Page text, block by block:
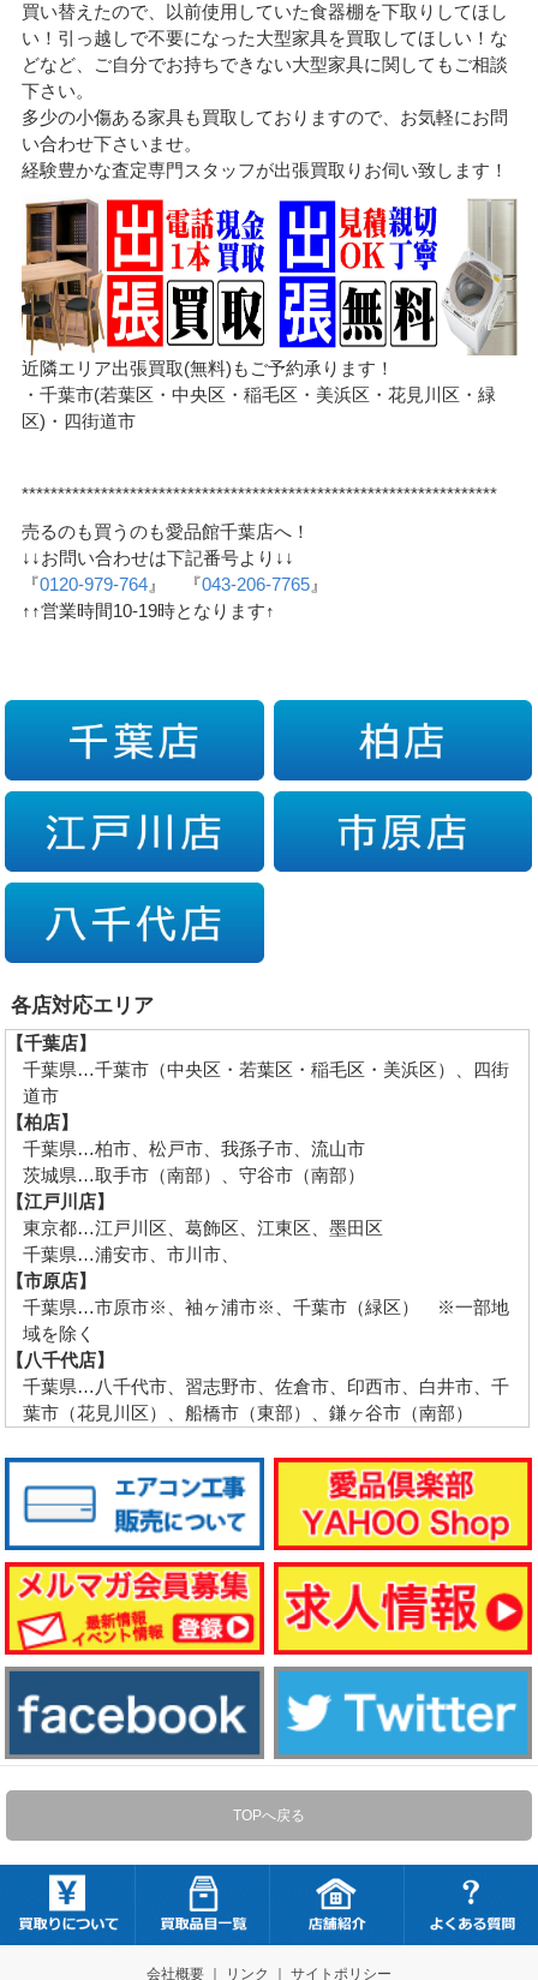
買い替えたので、以前使用していた食器棚を下取りしてほし
い！引っ越しで不要になった大型家具を買取してほしい！な
どなど、ご自分でお持ちできない大型家具に関してもご相談
下さい。
多少の小傷ある家具も買取しておりますので、お気軽にお問
い合わせ下さいませ。
経験豊かな査定専門スタッフが出張買取りお伺い致します！
近隣エリア出張買取(無料)もご予約承ります！
・千葉市(若葉区・中央区・稲毛区・美浜区・花見川区・緑
区)・四街道市
******************************************************************
売るのも買うのも愛品館千葉店へ！
↓↓お問い合わせは下記番号より↓↓
『0120-979-764 』 『043-206-7765 』
↑↑営業時間10-19時となります↑
各店対応エリア
【千葉店】
千葉県…千葉市（中央区・若葉区・稲毛区・美浜区）、四街
道市
【柏店】
千葉県…柏市、松戸市、我孫子市、流山市
茨城県…取手市（南部）、守谷市（南部）
【江戸川店】
東京都…江戸川区、葛飾区、江東区、墨田区
千葉県…浦安市、市川市、
【市原店】
千葉県…市原市※、袖ヶ浦市※、千葉市（緑区） ※一部地
域を除く
【八千代店】
千葉県…八千代市、習志野市、佐倉市、印西市、白井市、千
葉市（花見川区）、船橋市（東部）、鎌ヶ谷市（南部）
TOPへ戻る
会社概要｜ リンク ｜ サイトポリシー